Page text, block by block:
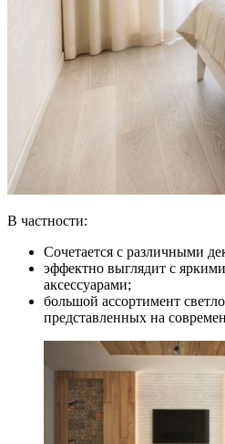
В частности:
Сочетается с различными
эффектно выглядит с
аксессуарами;
большой ассортимент
представленных на